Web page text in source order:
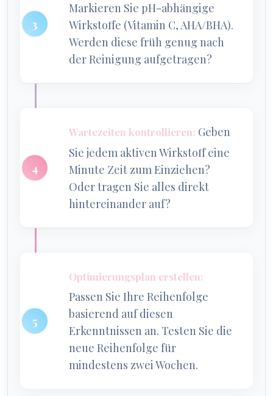
Markieren Sie pH-abhängige
Wirkstoffe (Vitamin C, AHA/BHA).
Werden diese früh genug nach
der Reinigung aufgetragen?
Wartezeiten kontrollieren: Geben
Sie jedem aktiven Wirkstoff eine
Minute Zeit zum Einziehen?
Oder tragen Sie alles direkt
hintereinander auf?
Optimierungsplan erstellen:
Passen Sie Ihre Reihenfolge
basierend auf diesen
Erkenntnissen an. Testen Sie die
neue Reihenfolge für
mindestens zwei Wochen.